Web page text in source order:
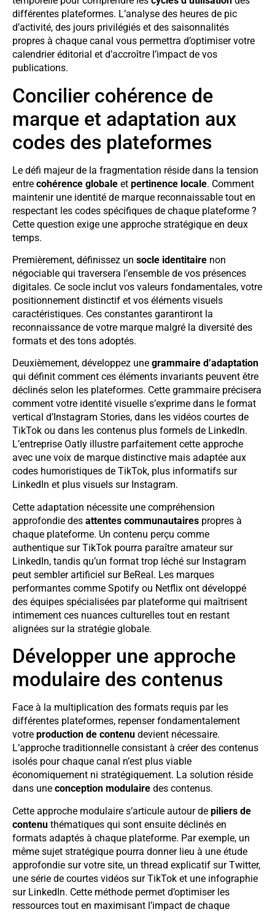
différentes plateformes. L’analyse des heures de pic
d’activité, des jours privilégiés et des saisonnalités
propres à chaque canal vous permettra d’optimiser votre
calendrier éditorial et d’accroître l’impact de vos
publications.
Concilier cohérence de
marque et adaptation aux
codes des plateformes
Le défi majeur de la fragmentation réside dans la tension
entre cohérence globale et pertinence locale. Comment
maintenir une identité de marque reconnaissable tout en
respectant les codes spécifiques de chaque plateforme ?
Cette question exige une approche stratégique en deux
temps.
Premièrement, définissez un socle identitaire non
négociable qui traversera l’ensemble de vos présences
digitales. Ce socle inclut vos valeurs fondamentales, votre
positionnement distinctif et vos éléments visuels
caractéristiques. Ces constantes garantiront la
reconnaissance de votre marque malgré la diversité des
formats et des tons adoptés.
Deuxièmement, développez une grammaire d’adaptation
qui définit comment ces éléments invariants peuvent être
déclinés selon les plateformes. Cette grammaire précisera
comment votre identité visuelle s’exprime dans le format
vertical d’Instagram Stories, dans les vidéos courtes de
TikTok ou dans les contenus plus formels de LinkedIn.
L’entreprise Oatly illustre parfaitement cette approche
avec une voix de marque distinctive mais adaptée aux
codes humoristiques de TikTok, plus informatifs sur
LinkedIn et plus visuels sur Instagram.
Cette adaptation nécessite une compréhension
approfondie des attentes communautaires propres à
chaque plateforme. Un contenu perçu comme
authentique sur TikTok pourra paraître amateur sur
LinkedIn, tandis qu’un format trop léché sur Instagram
peut sembler artificiel sur BeReal. Les marques
performantes comme Spotify ou Netflix ont développé
des équipes spécialisées par plateforme qui maîtrisent
intimement ces nuances culturelles tout en restant
alignées sur la stratégie globale.
Développer une approche
modulaire des contenus
Face à la multiplication des formats requis par les
différentes plateformes, repenser fondamentalement
votre production de contenu devient nécessaire.
L’approche traditionnelle consistant à créer des contenus
isolés pour chaque canal n’est plus viable
économiquement ni stratégiquement. La solution réside
dans une conception modulaire des contenus.
Cette approche modulaire s’articule autour de piliers de
contenu thématiques qui sont ensuite déclinés en
formats adaptés à chaque plateforme. Par exemple, un
même sujet stratégique pourra donner lieu à une étude
approfondie sur votre site, un thread explicatif sur Twitter,
une série de courtes vidéos sur TikTok et une infographie
sur LinkedIn. Cette méthode permet d’optimiser les
ressources tout en maximisant l’impact de chaque